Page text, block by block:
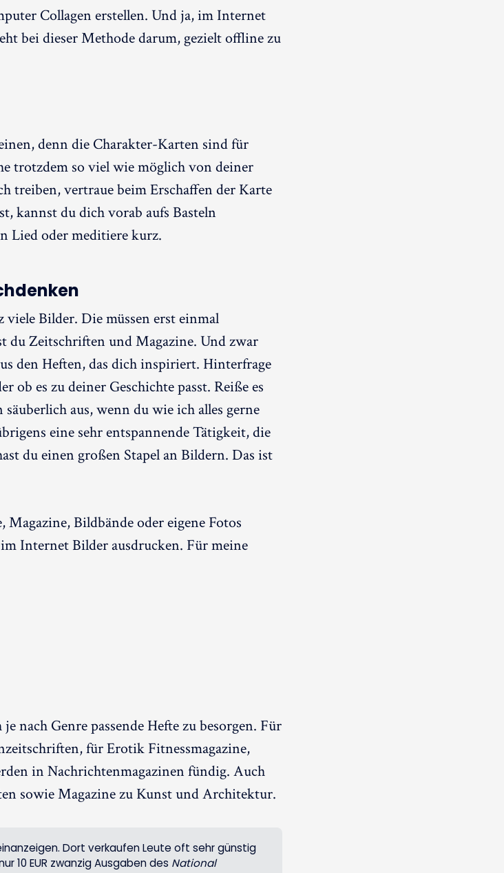
Collagen erstellen. Und ja, im Internet
bei dieser Methode darum, gezielt offline zu
denn die Charakter-Karten sind für
trotzdem so viel wie möglich von deiner
treiben, vertraue beim Erschaffen der Karte
kannst du dich vorab aufs Basteln
Lied oder meditiere kurz.
Bilder. Die müssen erst einmal
du Zeitschriften und Magazine. Und zwar
den Heften, das dich inspiriert. Hinterfrage
es zu deiner Geschichte passt. Reiße es
aus, wenn du wie ich alles gerne
eine sehr entspannende Tätigkeit, die
du einen großen Stapel an Bildern. Das ist
Bildbände oder eigene Fotos
Internet Bilder ausdrucken. Für meine
nach Genre passende Hefte zu besorgen. Für
für Erotik Fitnessmagazine,
in Nachrichtenmagazinen fündig. Auch
sowie Magazine zu Kunst und Architektur.
Dort verkaufen Leute oft sehr günstig
10 EUR zwanzig Ausgaben des National